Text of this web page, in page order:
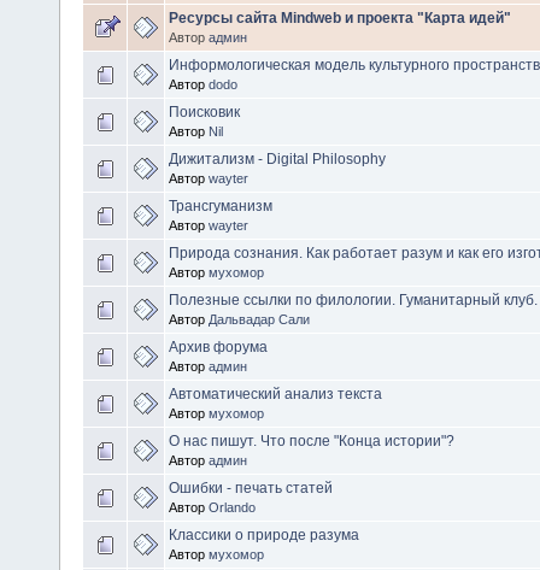
Ресурсы сайта Mindweb и проекта "Карта идей"
Автор админ
Информологическая модель культурного
Автор dodo
Поисковик
Автор Nil
Дижитализм - Digital Philosophy
Автор wayter
Трансгуманизм
Автор wayter
Природа сознания. Как работает разум и как его
Автор мухомор
Полезные ссылки по филологии. Гуманитарный клуб.
Автор Дальвадар Сали
Архив форума
Автор админ
Автоматический анализ текста
Автор мухомор
О нас пишут. Что после "Конца истории"?
Автор админ
Ошибки - печать статей
Автор Orlando
Классики о природе разума
Автор мухомор